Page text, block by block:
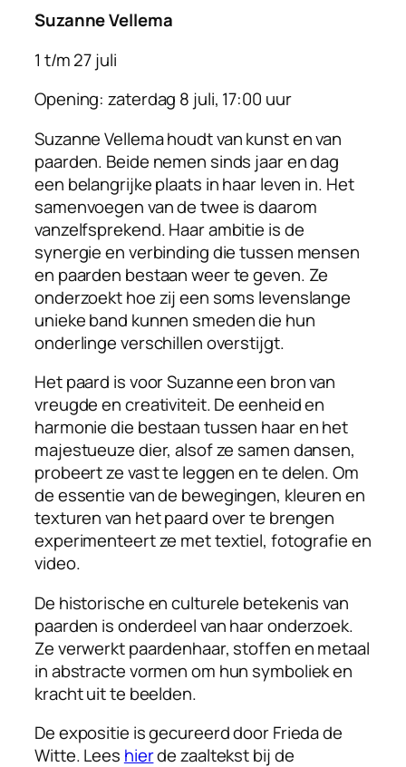
Suzanne Vellema
1 t/m 27 juli
Opening: zaterdag 8 juli, 17:00 uur
Suzanne Vellema houdt van kunst en van
paarden. Beide nemen sinds jaar en dag
een belangrijke plaats in haar leven in. Het
samenvoegen van de twee is daarom
vanzelfsprekend. Haar ambitie is de
synergie en verbinding die tussen mensen
en paarden bestaan weer te geven. Ze
onderzoekt hoe zij een soms levenslange
unieke band kunnen smeden die hun
onderlinge verschillen overstijgt.
Het paard is voor Suzanne een bron van
vreugde en creativiteit. De eenheid en
harmonie die bestaan tussen haar en het
majestueuze dier, alsof ze samen dansen,
probeert ze vast te leggen en te delen. Om
de essentie van de bewegingen, kleuren en
texturen van het paard over te brengen
experimenteert ze met textiel, fotografie en
video.
De historische en culturele betekenis van
paarden is onderdeel van haar onderzoek.
Ze verwerkt paardenhaar, stoffen en metaal
in abstracte vormen om hun symboliek en
kracht uit te beelden.
De expositie is gecureerd door Frieda de
Witte.Lees hierde zaaltekst bij de